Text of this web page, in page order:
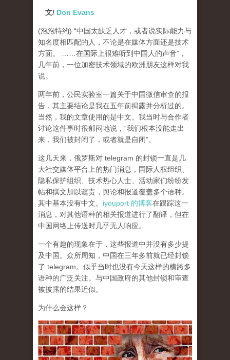
文/ Don Evans
(泡泡特约) “中国太缺乏人才，或者说实际能力与
知名度相匹配的人，不论是在媒体方面还是技术
方面。 ……在国际上很难听到中国人的声音”，
几年前，一位加密技术领域的欧洲朋友这样对我
说。
两年前，公民实验室一篇关于中国微信审查的报
告，其主要结论是我在五年前揭露并分析过的。
当然，我的文章使用的是中文。我当时与合作者
讨论这件事时很郁闷地说，“我们根本没能走出
来，我们被封闭了，或者就是自闭”。
这几天来，俄罗斯对 telegram 的封锁一直是几
大社交媒体平台上的热门消息，国际人权组织、
隐私保护组织、技术热心人士、活动家们纷纷发
帖和撰文加以谴责，舆论和报道覆盖多个语种。
其中基本没有中文。 iyouport 的博客在跟踪这一
消息，对其他语种的相关报道进行了翻译，但在
中国网络上传送时几乎无人响应。
一个有趣的现象在于，这些报道中并没有多少提
及中国。众所周知，中国在三年多前就已经封锁
了 telegram。似乎当时也没有今天这样的横跨多
语种的广泛关注。与中国政府的其他封锁和审查
被披露的结果近似。
为什么会这样？